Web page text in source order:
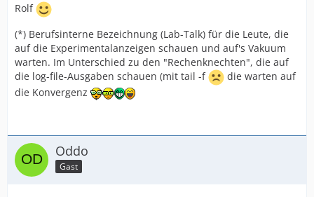
Gerne lesen wir hierzu deine Fortschrittsberichte.
Rolf
(*) Berufsinterne Bezeichnung (Lab-Talk) für die Leute, die
auf die Experimentalanzeigen schauen und auf's Vakuum
warten. Im Unterschied zu den "Rechenknechten", die auf
die log-file-Ausgaben schauen (mit tail -f
die warten auf
die Konvergenz
Oddo
Gast